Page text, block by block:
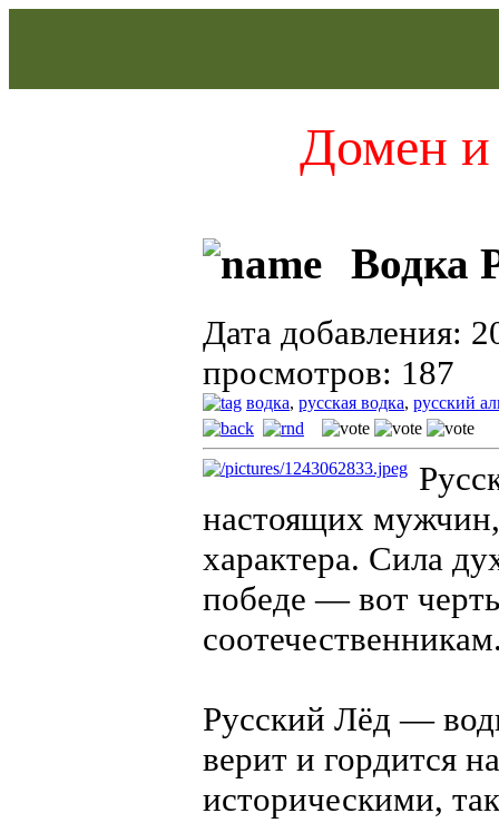
Домен и
Водка
Дата добавления:
просмотров: 187
водка, русская водка, русский
настоящих мужчин,
характера. Сила
победе — вот
Русский Лёд —
верит и гордится
историческими,